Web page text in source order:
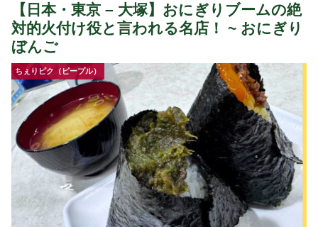
【日本・東京 – 大塚】おにぎりブームの絶
対的火付け役と言われる名店！ ~ おにぎり
ぼんご
ちぇりピク（ピープル）